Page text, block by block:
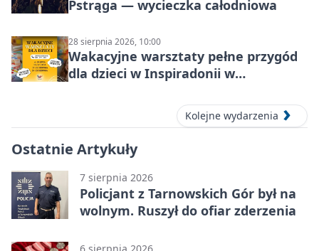
Pstrąga — wycieczka całodniowa
28 sierpnia 2026, 10:00
Wakacyjne warsztaty pełne przygód
dla dzieci w Inspiradonii w
Kolejne wydarzenia
Ostatnie Artykuły
7 sierpnia 2026
Policjant z Tarnowskich Gór był na
wolnym. Ruszył do ofiar zderzenia